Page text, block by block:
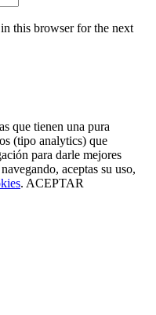
this browser for the next
que tienen una pura
(tipo analytics) que
para darle mejores
aceptas su uso,
. ACEPTAR